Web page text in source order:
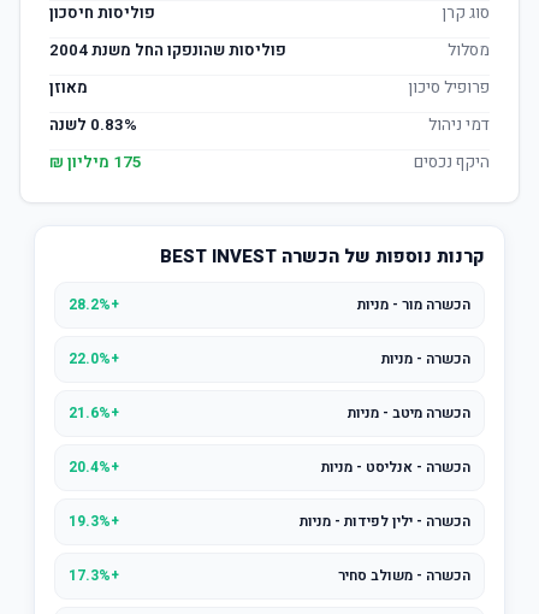
סוג קרן
פוליסות חיסכון
מסלול
פוליסות שהונפקו החל משנת 2004
פרופיל סיכון
מאוזן
דמי ניהול
0.83% לשנה
היקף נכסים
175 מיליון ₪
קרנות נוספות של הכשרה BEST INVEST
הכשרה מור - מניות +28.2%
הכשרה - מניות +22.0%
הכשרה מיטב - מניות +21.6%
הכשרה - אנליסט - מניות +20.4%
הכשרה - ילין לפידות - מניות +19.3%
הכשרה - משולב סחיר +17.3%